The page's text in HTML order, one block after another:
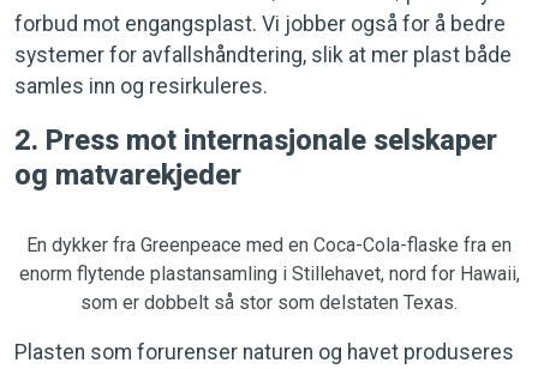
forbud mot engangsplast. Vi jobber også for å bedre
systemer for avfallshåndtering, slik at mer plast både
samles inn og resirkuleres.
2. Press mot internasjonale selskaper
og matvarekjeder
En dykker fra Greenpeace med en Coca-Cola-flaske fra en
enorm flytende plastansamling i Stillehavet, nord for Hawaii,
som er dobbelt så stor som delstaten Texas.
Plasten som forurenser naturen og havet produseres